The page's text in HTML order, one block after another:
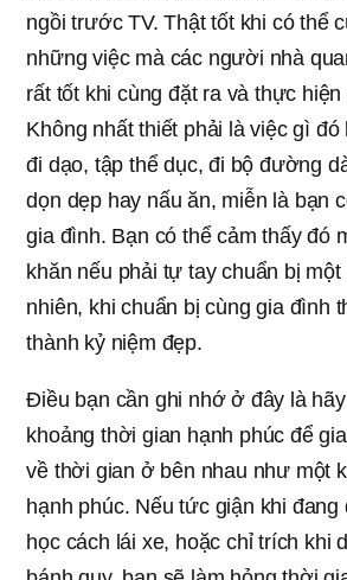
ngồi trước TV. Thật tốt khi có thể
những việc mà các người nhà
rất tốt khi cùng đặt ra và thực hiện
Không nhất thiết phải là việc gì
đi dạo, tập thể dục, đi bộ đường
dọn dẹp hay nấu ăn, miễn là bạn
gia đình. Bạn có thể cảm thấy đó
khăn nếu phải tự tay chuẩn bị
nhiên, khi chuẩn bị cùng gia đình
thành kỷ niệm đẹp.
Điều bạn cần ghi nhớ ở đây là
khoảng thời gian hạnh phúc để
về thời gian ở bên nhau như một
hạnh phúc. Nếu tức giận khi
học cách lái xe, hoặc chỉ trích khi